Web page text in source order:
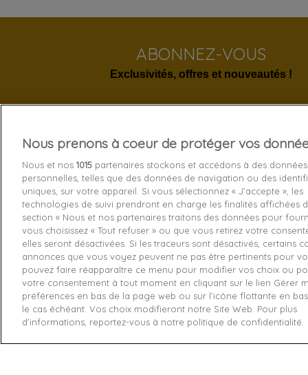
ABONNEZ-VOUS
Exclusivités, offres et nouveautés !
Services
Livraison
Echange
Paiement
Retourner
Nous prenons à coeur de protéger vos
Nous et nos 1015 partenaires stockons et accédons à des données
personnelles, telles que des données de navigation ou des
uniques, sur votre appareil. Si vous sélectionnez « J’accepte », les
technologies de suivi prendront en charge les finalités affichées
section « Nous et nos partenaires traitons des données pour
vous choisissez « Tout refuser » ou que vous retirez votre
elles seront désactivées. Si les traceurs sont désactivés, certains
annonces que vous voyez peuvent ne pas être pertinents pour
pouvez faire réapparaître ce menu pour modifier vos choix ou
votre consentement à tout moment en cliquant sur le lien Gérer
préférences en bas de la page web ou sur l’icône flottante en
le cas échéant. Vos choix modifieront notre Site Web. Pour plus
d’informations, reportez-vous à notre politique de confidentialité.